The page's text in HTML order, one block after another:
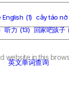
website in this
English (1) cây táo nở
听力 (13) 回家吧孩子
英文单词查询